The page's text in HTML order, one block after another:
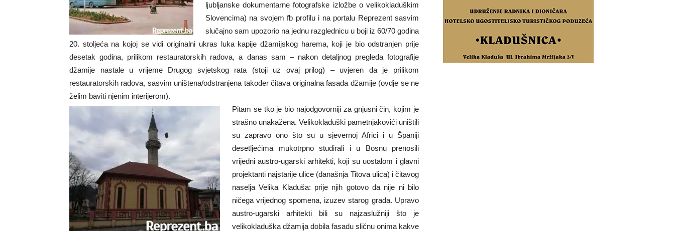
ljubljanske dokumentarne fotografske izložbe o velikokladuškim
Slovencima) na svojem fb profilu i na portalu Reprezent sasvim
slučajno sam upozorio na jednu razglednicu u boji iz 60/70 godina
20. stoljeća na kojoj se vidi originalni ukras luka kapije džamijskog harema, koji je bio odstranjen prije
desetak godina, prilikom restauratorskih radova, a danas sam – nakon detaljnog pregleda fotografije
džamije nastale u vrijeme Drugog svjetskog rata (stoji uz ovaj prilog) – uvjeren da je prilikom
restauratorskih radova, sasvim uništena/odstranjena također čitava originalna fasada džamije (ovdje se ne
želim baviti njenim interijerom).
Pitam se tko je bio najodgovorniji za gnjusni čin, kojim je
strašno unakažena. Velikokladuški pametnjakovići uništili
su zapravo ono što su u sjevernoj Africi i u Španiji
desetljećima mukotrpno studirali i u Bosnu prenosili
vrijedni austro-ugarski arhitekti, koji su uostalom i glavni
projektanti najstarije ulice (današnja Titova ulica) i čitavog
naselja Velika Kladuša: prije njih gotovo da nije ni bilo
ničega vrijednog spomena, izuzev starog grada. Upravo
austro-ugarski arhitekti bili su najzaslužniji što je
velikokladuška džamija dobila fasadu sličnu onima kakve